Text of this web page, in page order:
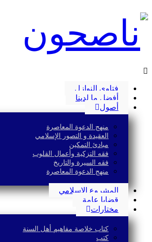
فتاوى النوازل
أفضل ما لدينا
أصول
منهج الدعوة المعاصرة
العقيدة و التصور الإسلامي
مبادئ التمكين
فقه التزكية وأعمال القلوب
فقه السيرة والتاريخ
منهج الدعوة المعاصرة
المشروع الإسلامي
قضايا عامة
مختارات
كتاب خلاصة مفاهيم أهل السنة
كتب